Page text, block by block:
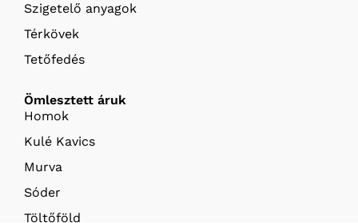
Szigetelő anyagok
Térkövek
Tetőfedés
Ömlesztett áruk
Homok
Kulé Kavics
Murva
Sóder
Töltőföld